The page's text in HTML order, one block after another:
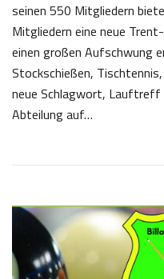
seinen 550 Mitgliedern
Mitgliedern eine neue
einen großen Aufschwung
Stockschießen,
neue Schlagwort, Lauftreff
Abteilung auf…
8
0
2
0
a
i
e
Z